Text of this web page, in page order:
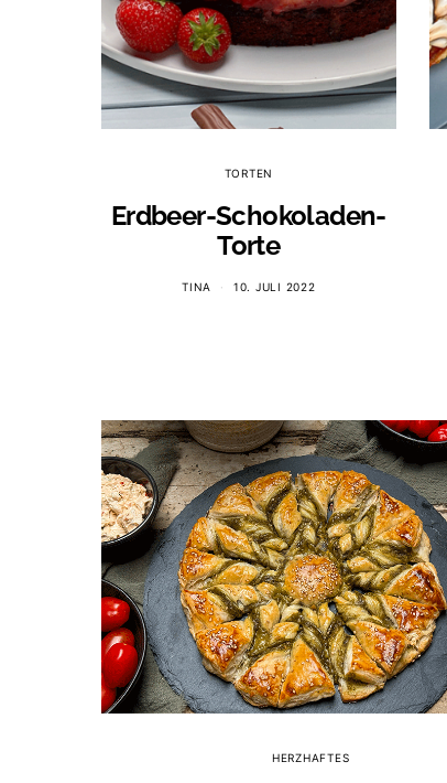
TORTEN
Erdbeer-Schokoladen-
Torte
TINA 10. JULI 2022
HERZHAFTES